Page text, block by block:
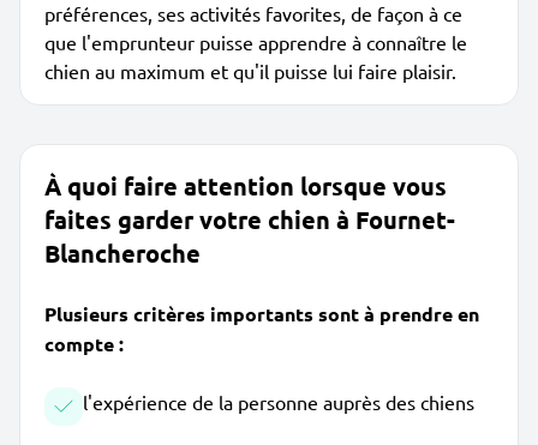
préférences, ses activités favorites, de façon à ce
que l'emprunteur puisse apprendre à connaître le
chien au maximum et qu'il puisse lui faire plaisir.
À quoi faire attention lorsque vous
faites garder votre chien à Fournet-
Blancheroche
Plusieurs critères importants sont à prendre en
compte :
l'expérience de la personne auprès des chiens